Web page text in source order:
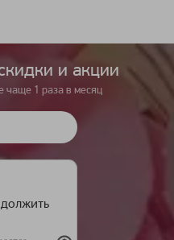
и акции
чаще 1 раза в месяц